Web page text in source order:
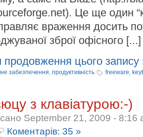
Це ще один
враження досить
зброї офісного [...]
продовження цього запису
забезпечення, продуктивність freeware,
з клавіатурою:-)
September 21, 2009 - 8:16
Коментарів: 35 »